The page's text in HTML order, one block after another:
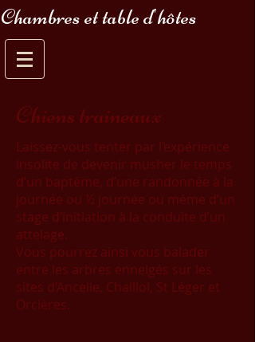
Chambres et table d'hôtes
Chiens traineaux
Laissez-vous tenter par l’expérience
insolite de devenir musher le temps
d’un baptême, d’une randonnée à la
journée ou ½ journée ou même d’un
stage d’initiation à la conduite d’un
attelage.
Vous pourrez ainsi vous balader
entre les arbres enneigés sur les
sites d’Ancelle, Chaillol, St Léger et
Orcières.